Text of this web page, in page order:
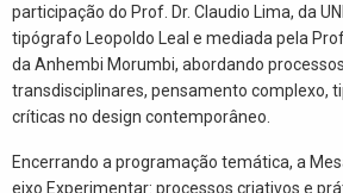
participação do Prof. Dr. Claudio Lima, da
tipógrafo Leopoldo Leal e mediada pela
da Anhembi Morumbi, abordando
transdisciplinares, pensamento complexo,
críticas no design contemporâneo.
Encerrando a programação temática, a
eixo Experimentar: processos criativos e